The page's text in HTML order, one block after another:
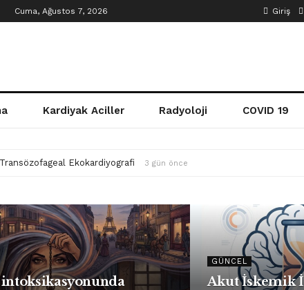
Cuma, Ağustos 7, 2026 Giriş
Kardiyak Aciller Radyoloji COVID 19
Ekokardiyografi 3 gün önce
GÜNCEL
Akut İskemik